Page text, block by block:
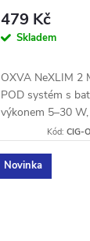
479 Kč
Skladem
OXVA NeXLIM 2
POD systém s
výkonem 5–30
nabíjením USB-
režimy...
Kód:CIG-
Novinka